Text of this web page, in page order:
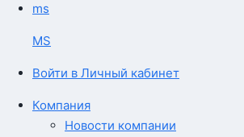
ms
MS
Войти в Личный кабинет
Компания
Новости компании